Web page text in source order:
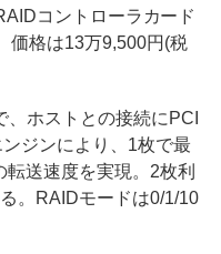
コントローラカード
価格は13万9,500円(税
ホストとの接続にPCI
ジンにより、1枚で最
送速度を実現。2枚利
。RAIDモードは0/1/10